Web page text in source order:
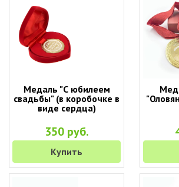
Медаль "С юбилеем
свадьбы" (в коробочке в
виде сердца)
350 руб.
Купить